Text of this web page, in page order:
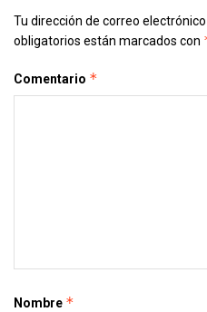
Tu dirección de correo
obligatorios están marcados con
Comentario *
Nombre *